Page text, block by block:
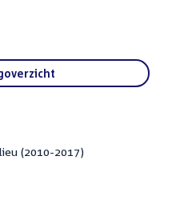
(2010-2017)